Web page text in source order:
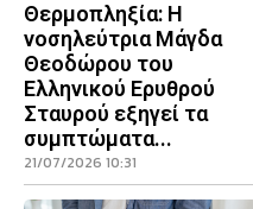
Θερμοπληξία: Η
νοσηλεύτρια Μάγδα
Θεοδώρου του
Ελληνικού Ερυθρού
Σταυρού εξηγεί τα
συμπτώματα...
21/07/2026 10:31